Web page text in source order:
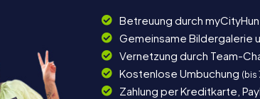
Betreuung durch
Gemeinsame Bildergalerie
Vernetzung durch Team-
Kostenlose Umbuchung (bis
Zahlung per Kreditkarte,